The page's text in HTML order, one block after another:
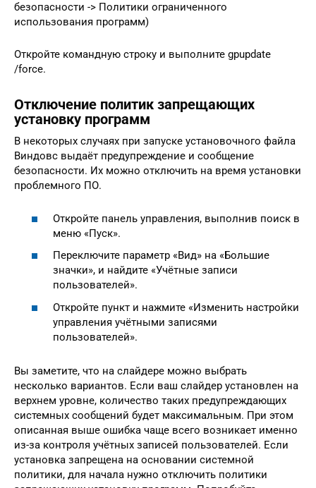
безопасности -> Политики ограниченного
использования программ)
Откройте командную строку и выполните gpupdate
/force.
Отключение политик запрещающих
установку программ
В некоторых случаях при запуске установочного файла
Виндовс выдаёт предупреждение и сообщение
безопасности. Их можно отключить на время установки
проблемного ПО.
Откройте панель управления, выполнив поиск в
меню «Пуск».
Переключите параметр «Вид» на «Большие
значки», и найдите «Учётные записи
пользователей».
Откройте пункт и нажмите «Изменить настройки
управления учётными записями
пользователей».
Вы заметите, что на слайдере можно выбрать
несколько вариантов. Если ваш слайдер установлен на
верхнем уровне, количество таких предупреждающих
системных сообщений будет максимальным. При этом
описанная выше ошибка чаще всего возникает именно
из-за контроля учётных записей пользователей. Если
установка запрещена на основании системной
политики, для начала нужно отключить политики